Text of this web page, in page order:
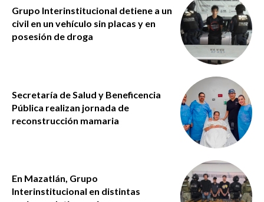
Grupo Interinstitucional detiene a un
civil en un vehículo sin placas y en
posesión de droga
Secretaría de Salud y Beneficencia
Pública realizan jornada de
reconstrucción mamaria
En Mazatlán, Grupo
Interinstitucional en distintas